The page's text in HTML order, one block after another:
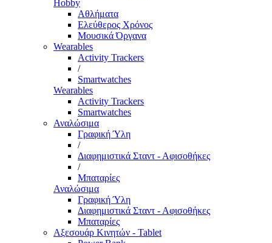
Hobby
Αθλήματα
Ελεύθερος Χρόνος
Μουσικά Όργανα
Wearables
Activity Trackers
/
Smartwatches
Wearables
Activity Trackers
Smartwatches
Αναλώσιμα
Γραφική Ύλη
/
Διαφημιστικά Σταντ - Αφισοθήκες
/
Μπαταρίες
Αναλώσιμα
Γραφική Ύλη
Διαφημιστικά Σταντ - Αφισοθήκες
Μπαταρίες
Αξεσουάρ Κινητών - Tablet